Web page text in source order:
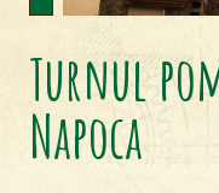
Turnul
Napoca